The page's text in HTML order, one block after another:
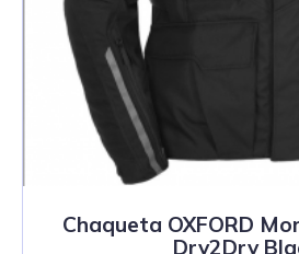
Chaqueta OXFORD
Dry2Dry